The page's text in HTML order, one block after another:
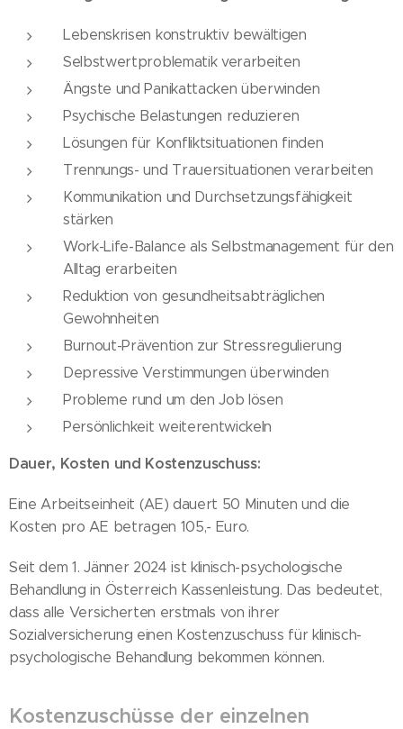
Lebenskrisen konstruktiv bewältigen
Selbstwertproblematik verarbeiten
Ängste und Panikattacken überwinden
Psychische Belastungen reduzieren
Lösungen für Konfliktsituationen finden
Trennungs- und Trauersituationen verarbeiten
Kommunikation und Durchsetzungsfähigkeit
stärken
Work-Life-Balance als Selbstmanagement für den
Alltag erarbeiten
Reduktion von gesundheitsabträglichen
Gewohnheiten
Burnout-Prävention zur Stressregulierung
Depressive Verstimmungen überwinden
Probleme rund um den Job lösen
Persönlichkeit weiterentwickeln
Dauer, Kosten und Kostenzuschuss:
Eine Arbeitseinheit (AE) dauert 50 Minuten und die
Kosten pro AE betragen 105,- Euro.
Seit dem 1. Jänner 2024 ist klinisch-psychologische
Behandlung in Österreich Kassenleistung. Das bedeutet,
dass alle Versicherten erstmals von ihrer
Sozialversicherung einen Kostenzuschuss für klinisch-
psychologische Behandlung bekommen können.
Kostenzuschüsse der einzelnen